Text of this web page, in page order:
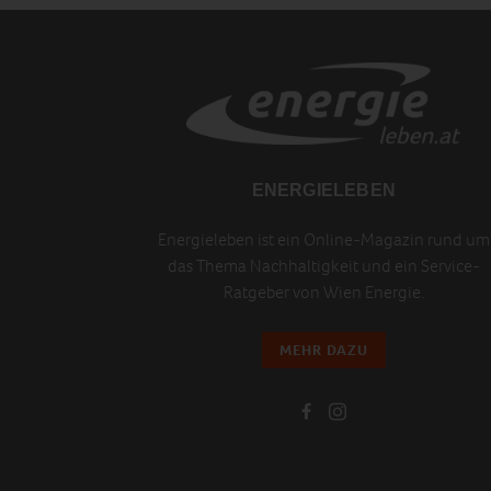
ENERGIELEBEN
Energieleben ist ein Online-Magazin rund um
das Thema Nachhaltigkeit und ein Service-
Ratgeber von Wien Energie.
MEHR DAZU